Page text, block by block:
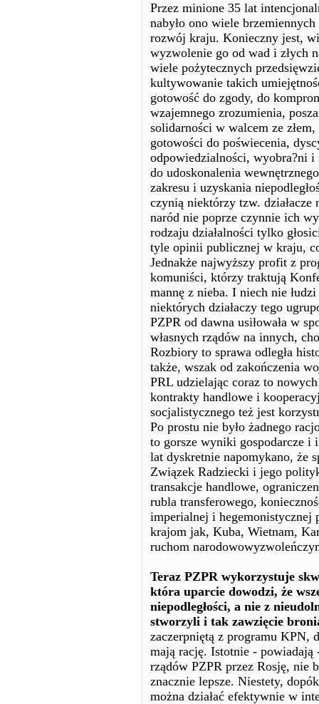
Przez minione 35 lat
nabyło ono wiele
rozwój kraju. Konieczny jest,
wyzwolenie go od wad i złych
wiele pożytecznych
kultywowanie takich
gotowość do zgody, do
wzajemnego zrozumienia,
solidarności w walcem ze
gotowości do poświecenia,
odpowiedzialności, wyobra?ni i
do udoskonalenia
zakresu i uzyskania
czynią niektórzy tzw.
naród nie poprze czynnie ich
rodzaju działalności tylko
tyle opinii publicznej w kraju,
Jednakże najwyższy profit z
komuniści, którzy traktują
mannę z nieba. I niech nie
niektórych działaczy tego
PZPR od dawna usiłowała w
własnych rządów na innych,
Rozbiory to sprawa odległa
także, wszak od zakończenia
PRL udzielając coraz to
kontrakty handlowe i
socjalistycznego też jest
Po prostu nie było żadnego
to gorsze wyniki gospodarcze i
lat dyskretnie napomykano, że
Związek Radziecki i jego
transakcje handlowe,
rubla transferowego,
imperialnej i
krajom jak, Kuba, Wietnam,
ruchom
Teraz PZPR wykorzystuje
która uparcie dowodzi, że
niepodległości, a nie z
stworzyli i tak zawzięcie
zaczerpniętą z programu KPN,
mają rację. Istotnie - powiadają
rządów PZPR przez Rosję, nie
znacznie lepsze. Niestety,
można działać efektywnie w